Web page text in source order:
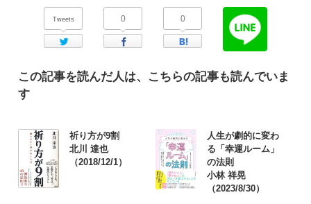
Tweets
Twitter
0
Facebook
0
はてなブックマーク
この記事を読んだ人は、こちらの記事も読んでいま
す
祈り方が9割
北川 達也
（2018/12/1）
人生が劇的に変わ
る「幸運ルーム」
の法則
小林 祥晃
（2023/8/30）